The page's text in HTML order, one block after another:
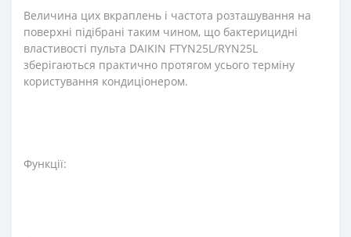
Величина цих вкраплень і частота розташування на
поверхні підібрані таким чином, що бактерицидні
властивості пульта DAIKIN FTYN25L/RYN25L
зберігаються практично протягом усього терміну
користування кондиціонером.
Функції: